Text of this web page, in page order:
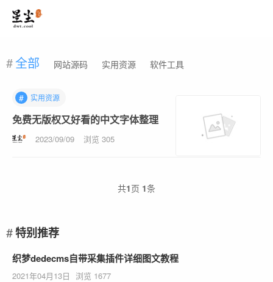
全部 网站源码 实用资源 软件工具
# 实用资源
免费无版权又好看的中文字体整理
2023/09/09 浏览 305
共1页 1条
特别推荐
织梦dedecms自带采集插件详细图文教程
2021年04月13日 浏览 1677